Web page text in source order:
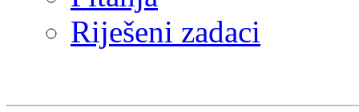
Riješeni zadaci